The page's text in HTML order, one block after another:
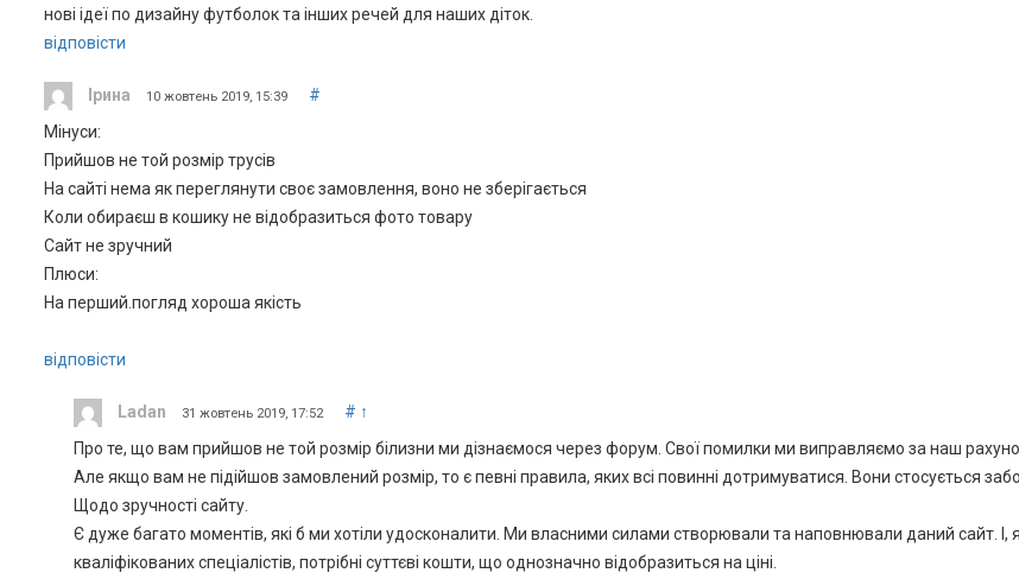
нові ідеї по дизайну футболок та інших речей для наших діток.
відповісти
Ірина 10 жовтень 2019, 15:39
#
Мінуси:
Прийшов не той розмір трусів
На сайті нема як переглянути своє замовлення, воно не зберігається
Коли обираєш в кошику не відобразиться фото товару
Сайт не зручний
Плюси:
На перший.погляд хороша якість
відповісти
Ladan 31 жовтень 2019, 17:52 # ↑
Про те, що вам прийшов не той розмір білизни ми дізнаємося через форум. Свої помилки ми виправляємо за наш
Але якщо вам не підійшов замовлений розмір, то є певні правила, яких всі повинні дотримуватися. Вони стосується
Щодо зручності сайту.
Є дуже багато моментів, які б ми хотіли удосконалити. Ми власними силами створювали та наповнювали даний сайт.
кваліфікованих спеціалістів, потрібні суттєві кошти, що однозначно відобразиться на ціні.